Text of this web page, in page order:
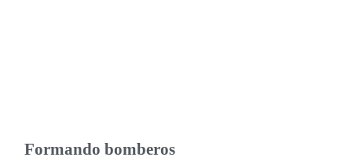
Formando bomberos